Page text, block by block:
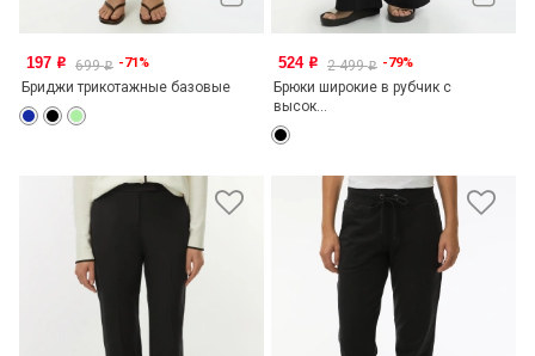
197 o 699o -71%
Бриджи трикотажные базовые
524 o 2 499o -79%
Брюки широкие в рубчик с
высок...